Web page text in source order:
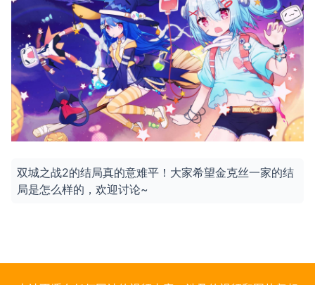
双城之战2的结局真的意难平！大家希望金克丝一家的结
局是怎么样的，欢迎讨论~